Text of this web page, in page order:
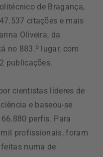
de Bragança,
citações e mais
Oliveira, da
no 883.º lugar, com
publicações.
cientistas líderes de
e baseou-se
perfis. Para
mil profissionais, foram
numa de